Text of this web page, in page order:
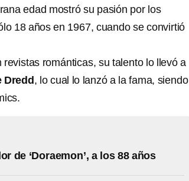
edad mostró su pasión por los
18 años en 1967, cuando se convirtió
románticas, su talento lo llevó a
Dredd, lo cual lo lanzó a la fama, siendo
de ‘Doraemon’, a los 88 años